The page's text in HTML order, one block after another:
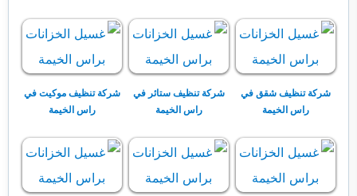
شركة تنظيف شقق في
راس الخيمة
شركة تنظيف ستائر في
راس الخيمة
شركة تنظيف موكيت في
راس الخيمة